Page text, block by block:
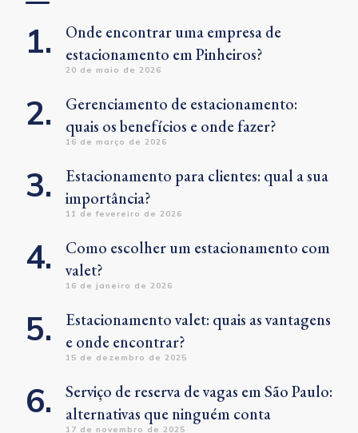
Onde encontrar uma empresa de
estacionamento em Pinheiros?
20 de maio de 2026
Gerenciamento de estacionamento:
quais os benefícios e onde fazer?
16 de março de 2026
Estacionamento para clientes: qual a sua
importância?
11 de fevereiro de 2026
Como escolher um estacionamento com
valet?
16 de janeiro de 2026
Estacionamento valet: quais as vantagens
e onde encontrar?
15 de dezembro de 2025
Serviço de reserva de vagas em São Paulo:
alternativas que ninguém conta
17 de novembro de 2025